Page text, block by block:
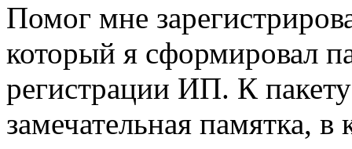
Помог мне
который я сформировал
регистрации ИП. К
замечательная памятка,